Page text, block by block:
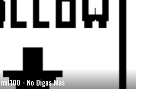
mil100 - No Digas Mas